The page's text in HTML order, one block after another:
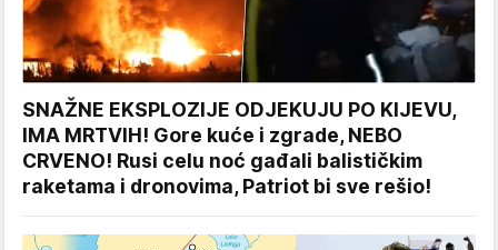
SNAŽNE EKSPLOZIJE ODJEKUJU PO KIJEVU,
IMA MRTVIH! Gore kuće i zgrade, NEBO
CRVENO! Rusi celu noć gađali balističkim
raketama i dronovima, Patriot bi sve rešio!